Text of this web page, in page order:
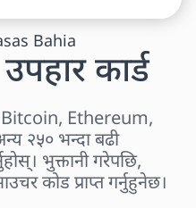
Bahia
कार्ड
Bitcoin, Ethereum,
२५० भन्दा बढी
भुक्तानी गरेपछि,
कोड प्राप्त गर्नुहुनेछ।